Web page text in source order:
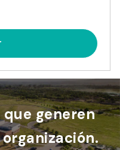
generen